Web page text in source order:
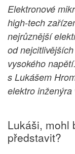
Elektronové
high-tech
nejrůznější
od
vysokého
s Lukášem
elektro
Lukáši, mohl
představit?